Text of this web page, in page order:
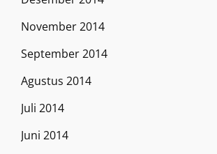
November 2014
September 2014
Agustus 2014
Juli 2014
Juni 2014